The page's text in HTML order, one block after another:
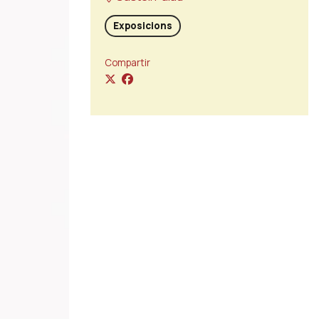
Exposicions
Compartir